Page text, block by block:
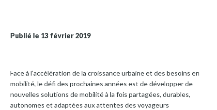
Publié le 13 février 2019
Face à l’accélération de la croissance urbaine et des besoins en
mobilité, le défi des prochaines années est de développer de
nouvelles solutions de mobilité à la fois partagées, durables,
autonomes et adaptées aux attentes des voyageurs